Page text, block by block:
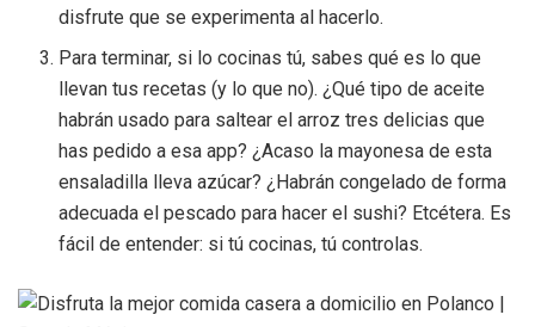
disfrute que se experimenta al hacerlo.
Para terminar, si lo cocinas tú, sabes qué es lo que
llevan tus recetas (y lo que no). ¿Qué tipo de aceite
habrán usado para saltear el arroz tres delicias que
has pedido a esa app? ¿Acaso la mayonesa de esta
ensaladilla lleva azúcar? ¿Habrán congelado de forma
adecuada el pescado para hacer el sushi? Etcétera. Es
fácil de entender: si tú cocinas, tú controlas.